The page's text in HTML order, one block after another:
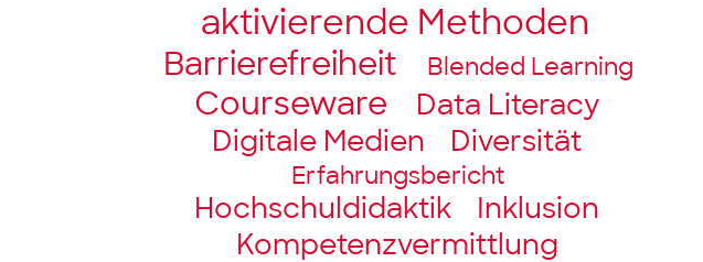
aktivierende Methoden
Barriere­freiheit Blended Learning
Courseware
Data Literacy
Digitale Medien
Diversität
Erfahrungsbericht
Hochschul­didaktik
Inklusion
Kompetenz­vermittlung